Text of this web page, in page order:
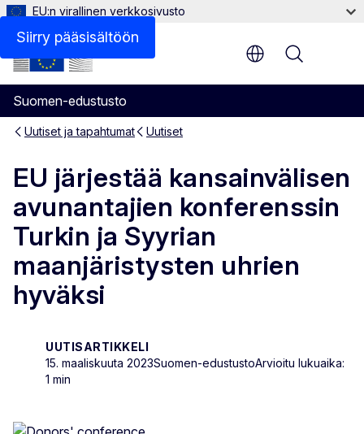
Siirry pääsisältöön
EU:n virallinen verkkosivusto
Suomen-edustusto
Menu
Uutiset ja tapahtumat Uutiset
EU järjestää kansainvälisen
avunantajien konferenssin
Turkin ja Syyrian
maanjäristysten uhrien
hyväksi
UUTISARTIKKELI
15. maaliskuuta 2023Suomen-edustustoArvioitu lukuaika:
1 min